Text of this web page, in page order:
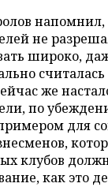
напомнил,
не
широко,
же
по
для
клубов
как это